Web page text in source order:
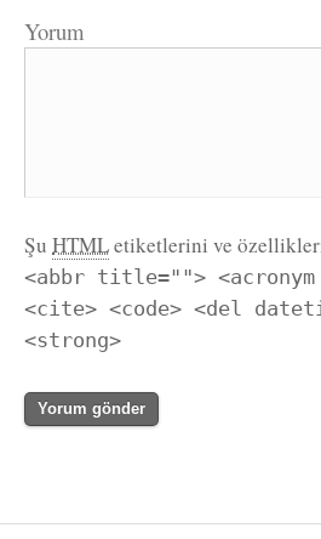
Yorum
Şu HTMLetiketlerini ve
<abbr title="">
<cite> <code> <del
<strong>